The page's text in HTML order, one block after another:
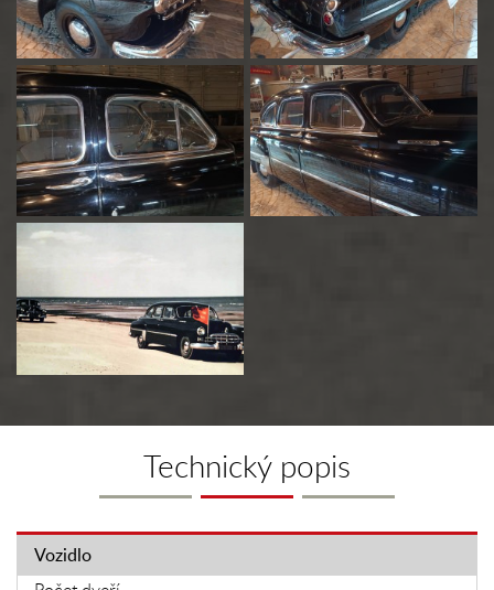
Technický popis
Vozidlo